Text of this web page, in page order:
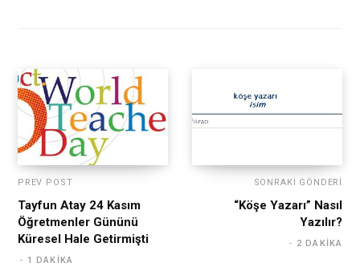
PREV POST
Tayfun Atay 24 Kasım
Öğretmenler Gününü
Küresel Hale Getirmişti
1 DAKIKA
SONRAKI GÖNDERI
“Köşe Yazarı” Nasıl
Yazılır?
2 DAKIKA